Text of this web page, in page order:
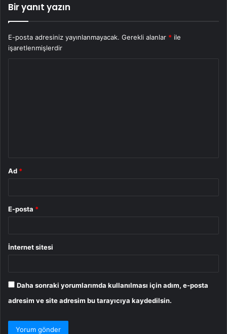
Bir yanıt yazın
E-posta adresiniz yayınlanmayacak. Gerekli alanlar * ile
işaretlenmişlerdir
Ad *
E-posta *
İnternet sitesi
Daha sonraki yorumlarımda kullanılması için adım, e-posta
adresim ve site adresim bu tarayıcıya kaydedilsin.